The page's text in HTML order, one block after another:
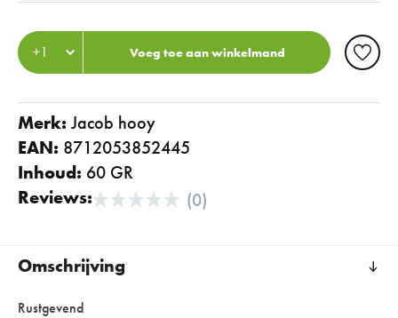
Voeg toe aan winkelmand
Merk: jacob hooy
EAN: 8712053852445
Inhoud: 60 GR
Reviews:
(0)
Omschrijving
Rustgevend